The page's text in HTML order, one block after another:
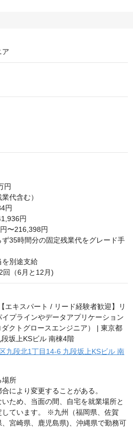
ア
円
代含む）
円
円
〜216,398円
35時間分の固定残業代をグレード手
別途支給
（6月と12月)
九段北1丁目14-6 九段坂上KSビル 南
場所
により変更することがある。
ため、当面の間、自宅を就業場所と
しています。 ※九州（福岡県、佐賀
宮崎県、鹿児島県)、沖縄県で勤務可